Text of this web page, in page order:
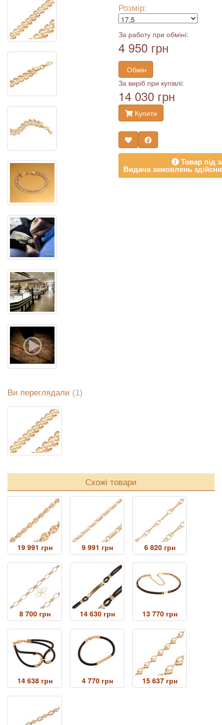
Розмір:
За работу при обміні:
4 950 грн
Обмін
За виріб при купівлі:
14 030 грн
Купити
Товар під
Видача замовлень
Ви переглядали (1)
Схожі товари
19 991 грн 9 991 грн 6 820 грн
8 700 грн 14 630 грн 13 770 грн
14 638 грн 4 770 грн 15 637 грн